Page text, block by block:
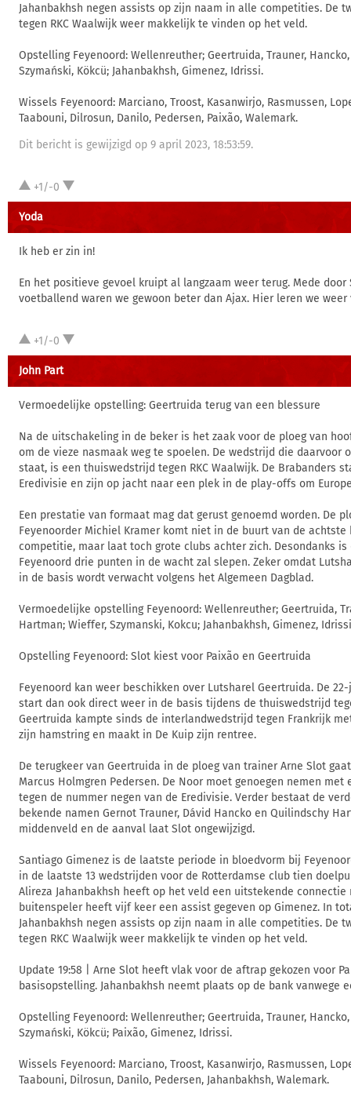
Jahanbakhsh negen assists op zijn naam in alle competities. De
tegen RKC Waalwijk weer makkelijk te vinden op het veld.
Opstelling Feyenoord: Wellenreuther; Geertruida, Trauner,
Szymański, Kökcü; Jahanbakhsh, Gimenez, Idrissi.
Wissels Feyenoord: Marciano, Troost, Kasanwirjo, Rasmussen,
Taabouni, Dilrosun, Danilo, Pedersen, Paixão, Walemark.
Dit bericht is gewijzigd op 9 april 2023, 18:53:59.
+1/-0
Yoda
Ik heb er zin in!
En het positieve gevoel kruipt al langzaam weer terug. Mede
voetballend waren we gewoon beter dan Ajax. Hier leren we weer
+1/-0
John Part
Vermoedelijke opstelling: Geertruida terug van een blessure
Na de uitschakeling in de beker is het zaak voor de ploeg van
om de vieze nasmaak weg te spoelen. De wedstrijd die daarvoor
staat, is een thuiswedstrijd tegen RKC Waalwijk. De Brabanders
Eredivisie en zijn op jacht naar een plek in de play-offs om
Een prestatie van formaat mag dat gerust genoemd worden. De
Feyenoorder Michiel Kramer komt niet in de buurt van de achtste
competitie, maar laat toch grote clubs achter zich. Desondanks
Feyenoord drie punten in de wacht zal slepen. Zeker omdat
in de basis wordt verwacht volgens het Algemeen Dagblad.
Vermoedelijke opstelling Feyenoord: Wellenreuther; Geertruida,
Hartman; Wieffer, Szymanski, Kokcu; Jahanbakhsh, Gimenez,
Opstelling Feyenoord: Slot kiest voor Paixão en Geertruida
Feyenoord kan weer beschikken over Lutsharel Geertruida. De
start dan ook direct weer in de basis tijdens de thuiswedstrijd
Geertruida kampte sinds de interlandwedstrijd tegen Frankrijk
zijn hamstring en maakt in De Kuip zijn rentree.
De terugkeer van Geertruida in de ploeg van trainer Arne Slot
Marcus Holmgren Pedersen. De Noor moet genoegen nemen met
tegen de nummer negen van de Eredivisie. Verder bestaat de
bekende namen Gernot Trauner, Dávid Hancko en Quilindschy
middenveld en de aanval laat Slot ongewijzigd.
Santiago Gimenez is de laatste periode in bloedvorm bij
in de laatste 13 wedstrijden voor de Rotterdamse club tien
Alireza Jahanbakhsh heeft op het veld een uitstekende connectie
buitenspeler heeft vijf keer een assist gegeven op Gimenez. In
Jahanbakhsh negen assists op zijn naam in alle competities. De
tegen RKC Waalwijk weer makkelijk te vinden op het veld.
Update 19:58 | Arne Slot heeft vlak voor de aftrap gekozen voor
basisopstelling. Jahanbakhsh neemt plaats op de bank vanwege
Opstelling Feyenoord: Wellenreuther; Geertruida, Trauner,
Szymański, Kökcü; Paixão, Gimenez, Idrissi.
Wissels Feyenoord: Marciano, Troost, Kasanwirjo, Rasmussen,
Taabouni, Dilrosun, Danilo, Pedersen, Jahanbakhsh, Walemark.